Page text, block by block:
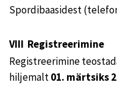
Spordibaasidest
VIII Registreerimine
Registreerimine
hiljemalt01. märtsiks